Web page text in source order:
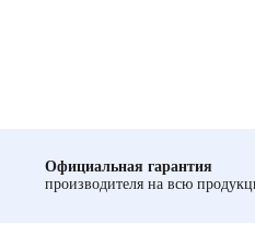
Официальная гарантия
производителя на всю